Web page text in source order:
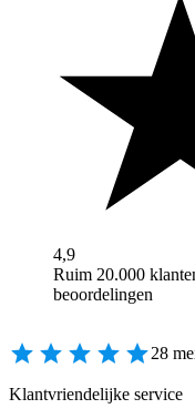
4,9
Ruim 20.000
beoordelingen
28
Klantvriendelijke service